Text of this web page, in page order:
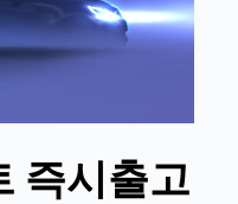
즉시출고